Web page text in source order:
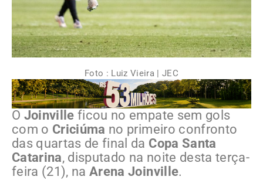
Foto : Luiz Vieira | JEC
O Joinville ficou no empate sem gols
com o Criciúma no primeiro confronto
das quartas de final da Copa Santa
Catarina, disputado na noite desta terça-
feira (21), naArena Joinville.